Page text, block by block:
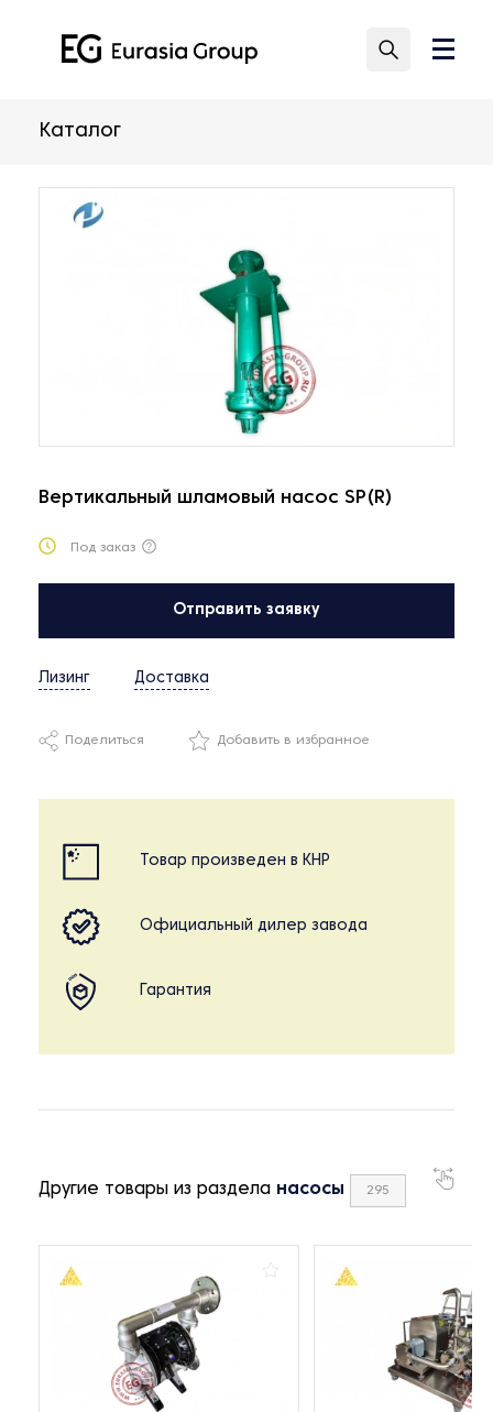
Каталог
Вертикальный шламовый насос SP(R)
Под заказ
Отправить заявку
Лизинг Доставка
Поделиться Добавить в избранное
Товар произведен в КНР
Официальный дилер завода
Гарантия
Другие товары из раздела насосы 295